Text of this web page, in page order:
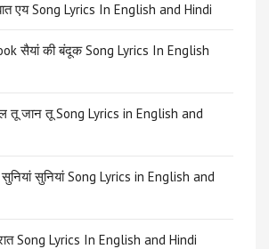
एय Song Lyrics In English and Hindi
सैयां की बंदूक Song Lyrics In English
तू जान तू Song Lyrics in English and
सुनियां Song Lyrics in English and
Song Lyrics In English and Hindi